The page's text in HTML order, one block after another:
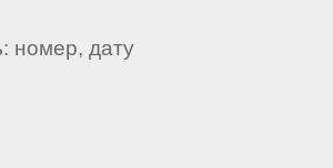
номер, дату